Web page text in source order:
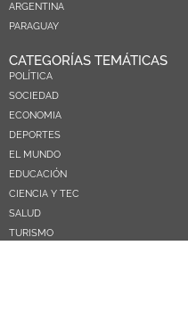
ARGENTINA
PARAGUAY
CATEGORÍAS TEMÁTICAS
POLÍTICA
SOCIEDAD
ECONOMIA
DEPORTES
EL MUNDO
EDUCACIÓN
CIENCIA Y TEC
SALUD
TURISMO